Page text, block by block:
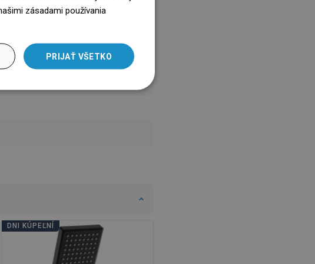
DNI KÚPEĽNÍ
LITHUANIAN
ROMANIAN
DUTCH
zásadami používania
PRIJAŤ VŠETKO